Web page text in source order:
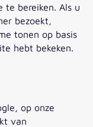
te bereiken. Als u
bezoekt,
tonen op basis
hebt bekeken.
op onze
van